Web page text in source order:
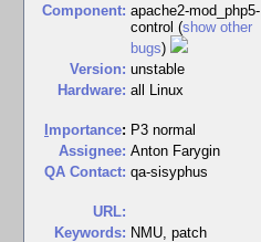
Component: apache2-mod_php5-
control (show other
bugs)
Version: unstable
Hardware: all Linux
mportance: P3 normal
Assignee: Anton Farygin
QA Contact: qa-sisyphus
URL:
Keywords: NMU, patch